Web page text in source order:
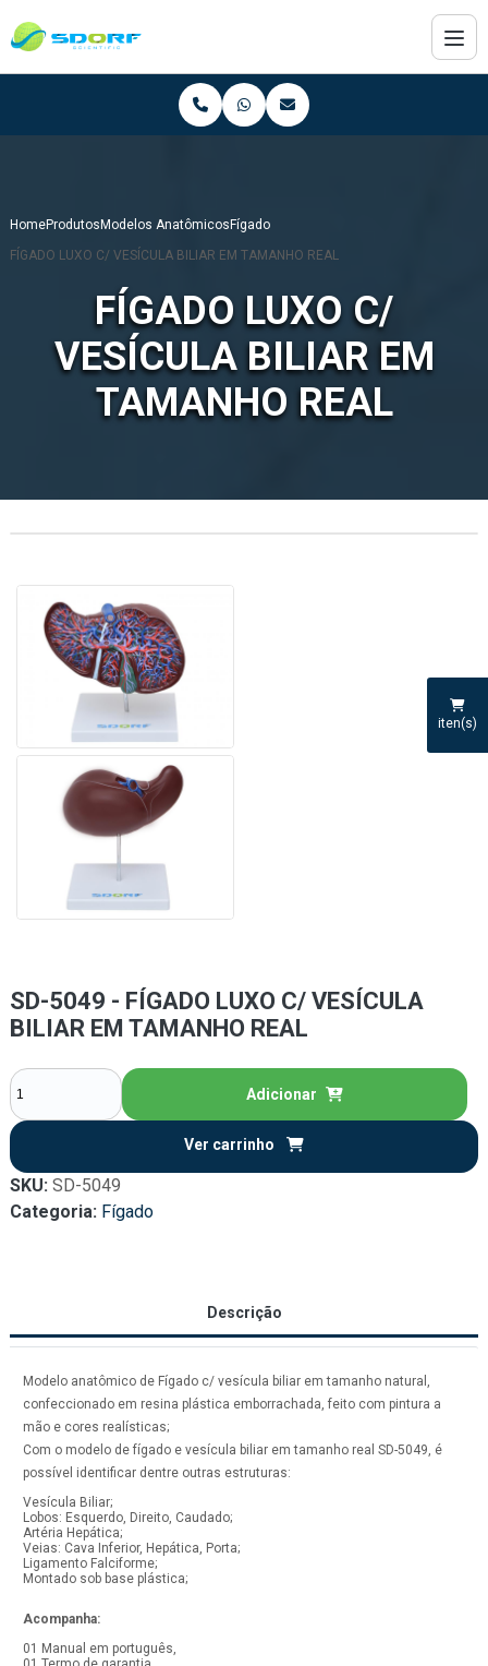
iten(s)
HomeProdutos Modelos Anatômicos Fígado
FÍGADO LUXO C/ VESÍCULA BILIAR EM TAMANHO REAL
FÍGADO LUXO C/
VESÍCULA BILIAR EM
TAMANHO REAL
SD-5049 - FÍGADO LUXO C/ VESÍCULA
BILIAR EM TAMANHO REAL
Adicionar
Ver carrinho
SKU: SD-5049
Categoria: Fígado
Descrição
Modelo anatômico de Fígado c/ vesícula biliar em tamanho natural,
confeccionado em resina plástica emborrachada, feito com pintura a
mão e cores realísticas;
Com o modelo de fígado e vesícula biliar em tamanho real SD-5049, é
possível identificar dentre outras estruturas:
Vesícula Biliar;
Lobos: Esquerdo, Direito, Caudado;
Artéria Hepática;
Veias: Cava Inferior, Hepática, Porta;
Ligamento Falciforme;
Montado sob base plástica;
Acompanha:
01 Manual em português,